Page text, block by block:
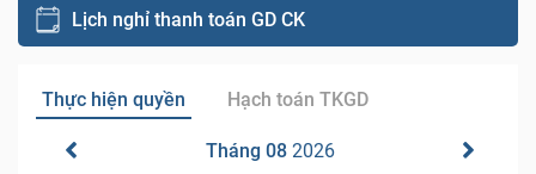
Lịch nghỉ thanh toán GD CK
Thực hiện quyền Hạch toán TKGD
Tháng 08 2026